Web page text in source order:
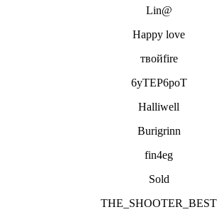
Lin@
Happy love
твойfire
6yTEP6poT
Halliwell
Burigrinn
fin4eg
Sold
THE_SHOOTER_BEST